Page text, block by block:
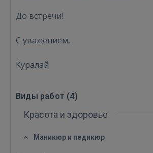
Забыли пароль?
 Sign in with Apple
До встречи!
С уважением,
Куралай
Виды работ (4)
Красота и здоровье
Маникюр и педикюр